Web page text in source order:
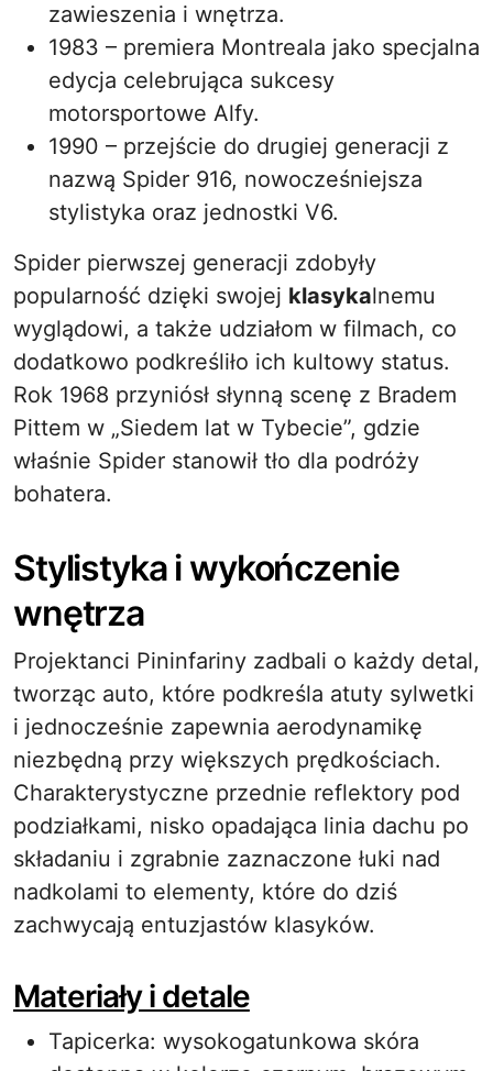
zawieszenia i wnętrza.
1983 – premiera Montreala jako specjalna
edycja celebrująca sukcesy
motorsportowe Alfy.
1990 – przejście do drugiej generacji z
nazwą Spider 916, nowocześniejsza
stylistyka oraz jednostki V6.
Spider pierwszej generacji zdobyły
popularność dzięki swojej klasykalnemu
wyglądowi, a także udziałom w filmach, co
dodatkowo podkreśliło ich kultowy status.
Rok 1968 przyniósł słynną scenę z Bradem
Pittem w „Siedem lat w Tybecie”, gdzie
właśnie Spider stanowił tło dla podróży
bohatera.
Stylistyka i wykończenie
wnętrza
Projektanci Pininfariny zadbali o każdy detal,
tworząc auto, które podkreśla atuty sylwetki
i jednocześnie zapewnia aerodynamikę
niezbędną przy większych prędkościach.
Charakterystyczne przednie reflektory pod
podziałkami, nisko opadająca linia dachu po
składaniu i zgrabnie zaznaczone łuki nad
nadkolami to elementy, które do dziś
zachwycają entuzjastów klasyków.
Materiały i detale
Tapicerka: wysokogatunkowa skóra